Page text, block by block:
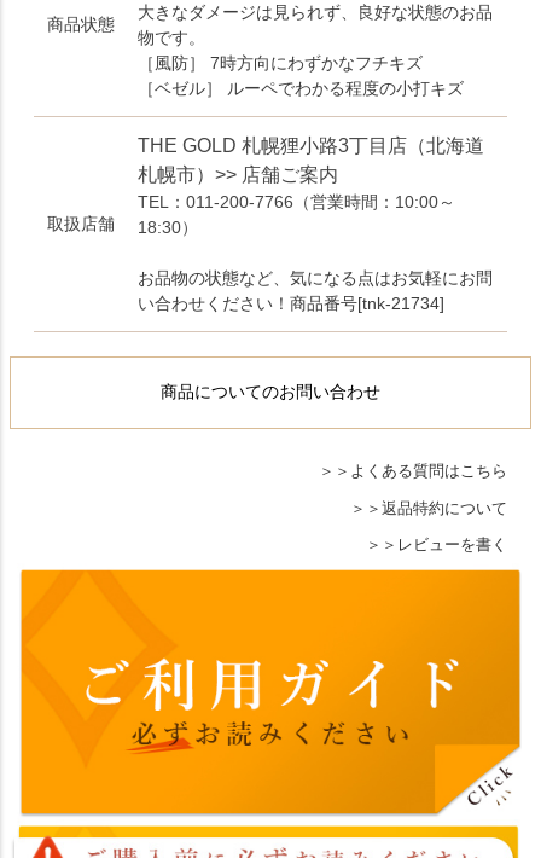
商品状態
大きなダメージは見られず、良好な状態のお品
物です。
［風防］ 7時方向にわずかなフチキズ
［ベゼル］ ルーペでわかる程度の小打キズ
取扱店舗
THE GOLD 札幌狸小路3丁目店（北海道
札幌市）>> 店舗ご案内
TEL：011-200-7766 （営業時間：10:00～
18:30）
お品物の状態など、気になる点はお気軽にお問
い合わせください！商品番号[tnk-21734]
商品についてのお問い合わせ
よくある質問はこちら
返品特約について
レビューを書く